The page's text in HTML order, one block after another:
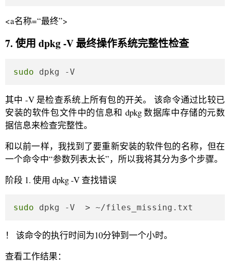
<a名称=“最终”>
7. 使用 dpkg -V 最终操作系统完整性检查
sudo dpkg -V
其中 -V 是检查系统上所有包的开关。 该命令通过比较已
安装的软件包文件中的信息和 dpkg 数据库中存储的元数
据信息来检查完整性。
和以前一样，我找到了要重新安装的软件包的名称，但在
一个命令中“参数列表太长”，所以我将其分为多个步骤。
阶段 1. 使用 dpkg -V 查找错误
sudo dpkg -V  > ~/files_missing.txt
！ 该命令的执行时间为10分钟到一个小时。
查看工作结果：